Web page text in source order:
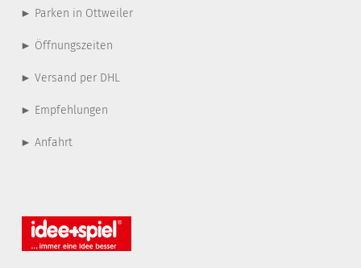
► Parken in Ottweiler
► Öffnungszeiten
► Versand per DHL
► Empfehlungen
► Anfahrt